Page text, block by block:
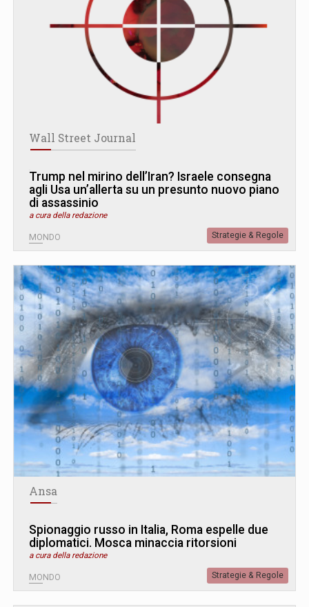
Wall Street Journal
Trump nel mirino dell’Iran? Israele consegna
agli Usa un’allerta su un presunto nuovo piano
di assassinio
a cura della redazione
MONDO Strategie & Regole
Ansa
Spionaggio russo in Italia, Roma espelle due
diplomatici. Mosca minaccia ritorsioni
a cura della redazione
MONDO Strategie & Regole